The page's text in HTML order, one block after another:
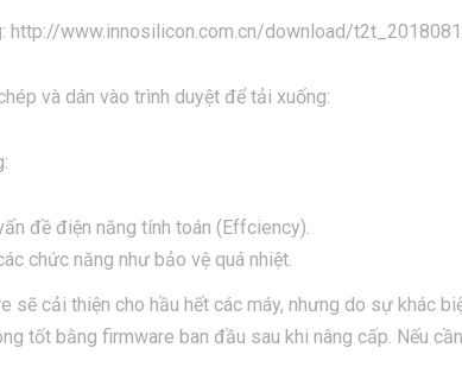
http://www.innosilicon.com.cn/download/
và dán vào trình duyệt để tải xuống:
đề điện năng tính toán (Effciency).
chức năng như bảo vệ quá nhiệt.
sẽ cải thiện cho hầu hết các máy, nhưng do sự khác
tốt bằng firmware ban đầu sau khi nâng cấp. Nếu